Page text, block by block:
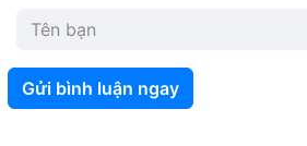
Gửi bình luận ngay